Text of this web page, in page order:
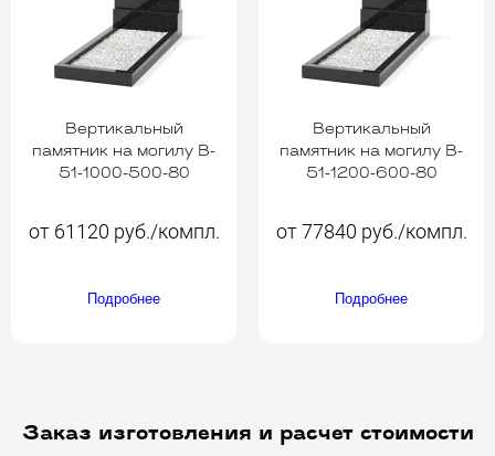
Вертикальный
памятник на могилу B-
51-1000-500-80
от 61120 руб./компл.
Подробнее
Вертикальный
памятник на могилу B-
51-1200-600-80
от 77840 руб./компл.
Подробнее
Заказ изготовления и расчет стоимости